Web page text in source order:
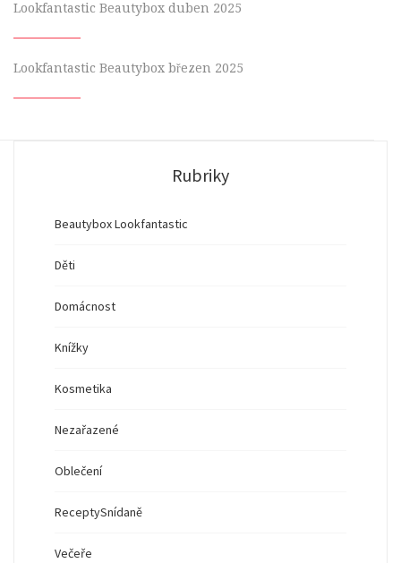
Lookfantastic Beautybox duben 2025
Lookfantastic Beautybox březen 2025
Rubriky
Beautybox Lookfantastic
Děti
Domácnost
Knížky
Kosmetika
Nezařazené
Oblečení
ReceptySnídaně
Večeře